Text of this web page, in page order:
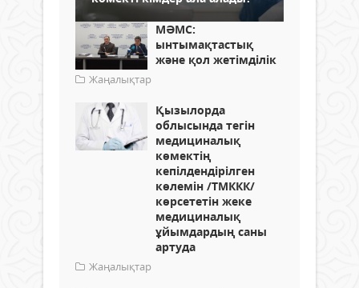
МӘМС:
ынтымақтастық
және қол жетімділік
Жаңалықтар
Қызылорда
облысында тегін
медициналық
көмектің
кепілдендірілген
көлемін /ТМККК/
көрсететін жеке
медициналық
ұйымдардың саны
артуда
Жаңалықтар